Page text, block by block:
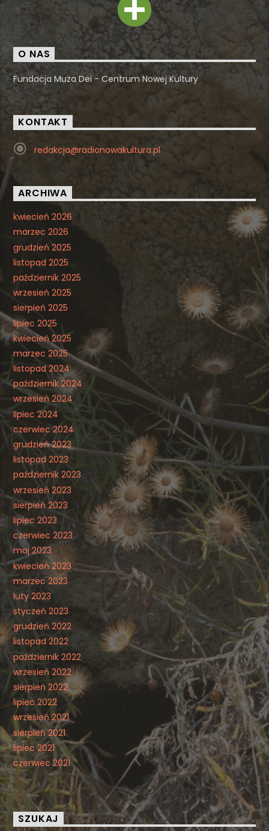
O NAS
Fundacja Muza Dei - Centrum Nowej Kultury
KONTAKT
redakcja@radionowakultura.pl
ARCHIWA
kwiecień 2026
marzec 2026
grudzień 2025
listopad 2025
październik 2025
wrzesień 2025
sierpień 2025
lipiec 2025
kwiecień 2025
marzec 2025
listopad 2024
październik 2024
wrzesień 2024
lipiec 2024
czerwiec 2024
grudzień 2023
listopad 2023
październik 2023
wrzesień 2023
sierpień 2023
lipiec 2023
czerwiec 2023
maj 2023
kwiecień 2023
marzec 2023
luty 2023
styczeń 2023
grudzień 2022
listopad 2022
październik 2022
wrzesień 2022
sierpień 2022
lipiec 2022
wrzesień 2021
sierpień 2021
lipiec 2021
czerwiec 2021
SZUKAJ